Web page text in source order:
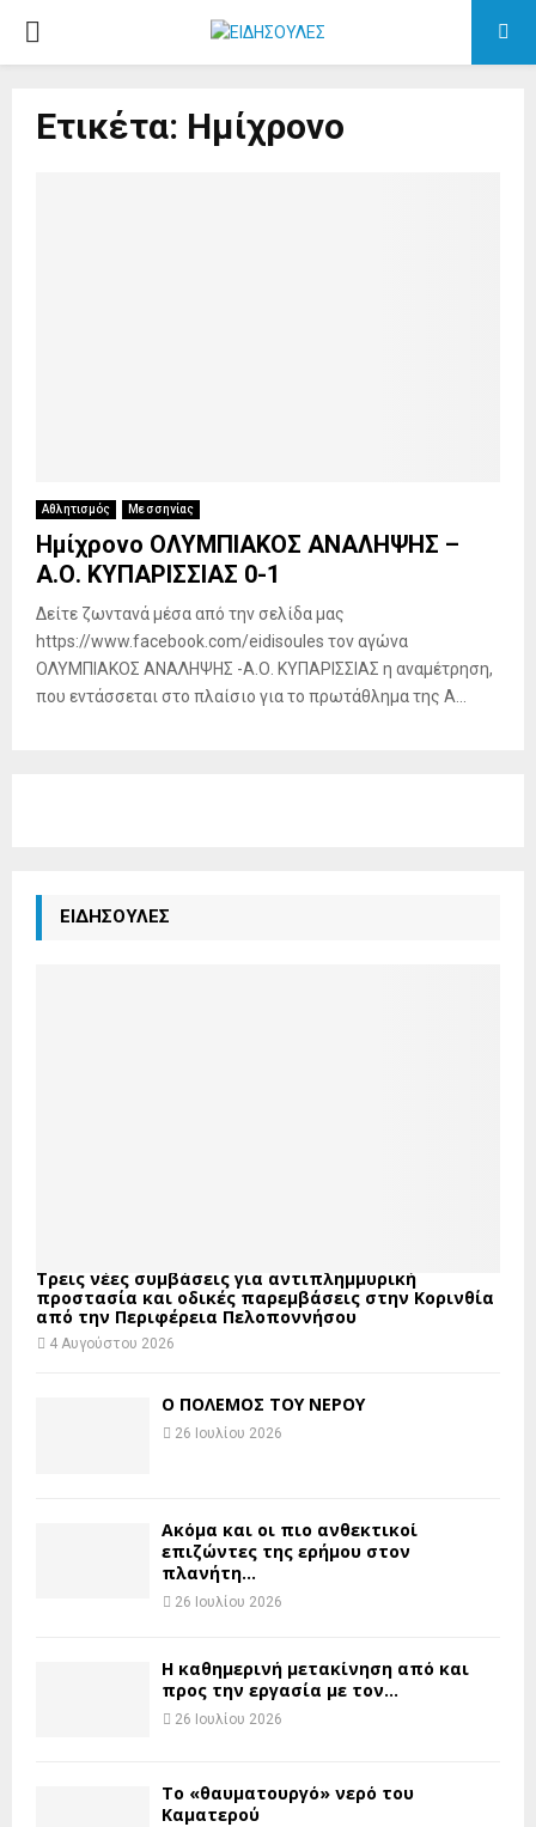
PRIMARY
Ετικέτα: Ημίχρονο
Αθλητισμός Μεσσηνίας
Ημίχρονο ΟΛΥΜΠΙΑΚΟΣ ΑΝΑΛΗΨΗΣ –
Α.Ο. ΚΥΠΑΡΙΣΣΙΑΣ 0-1
Δείτε ζωντανά μέσα από την σελίδα μας
https://www.facebook.com/eidisoules τον αγώνα
ΟΛΥΜΠΙΑΚΟΣ ΑΝΑΛΗΨΗΣ -Α.Ο. ΚΥΠΑΡΙΣΣΙΑΣ η αναμέτρηση,
που εντάσσεται στο πλαίσιο για το πρωτάθλημα της Α...
ΕΙΔΗΣΟΥΛΕΣ
Τρεις νέες συμβάσεις για αντιπλημμυρική
προστασία και οδικές παρεμβάσεις στην Κορινθία
από την Περιφέρεια Πελοποννήσου
4 Αυγούστου 2026
Ο ΠΟΛΕΜΟΣ ΤΟΥ ΝΕΡΟΥ
26 Ιουλίου 2026
Ακόμα και οι πιο ανθεκτικοί
επιζώντες της ερήμου στον
πλανήτη...
26 Ιουλίου 2026
H καθημερινή μετακίνηση από και
προς την εργασία με τον...
26 Ιουλίου 2026
Το «θαυματουργό» νερό του
Καματερού